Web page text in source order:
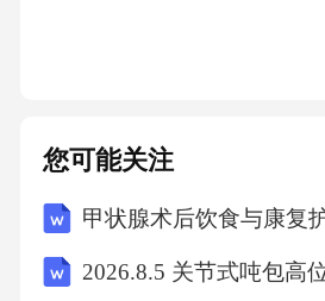
2.甲方可在乙方违反本协议
方。
您可能关注
甲状腺术后饮食与康复
2026.8.5 关节式吨包高